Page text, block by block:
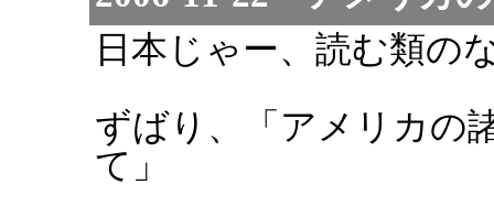
日本じゃー、読む類の
ずばり、「アメリカの
て」